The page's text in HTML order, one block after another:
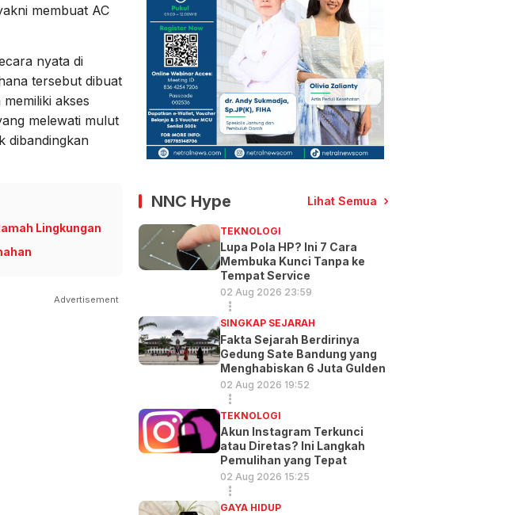
membuat AC
nyata di
tersebut dibuat
akses
melewati mulut
dibandingkan
Lingkungan
Advertisement
NNC Hype Lihat Semua
TEKNOLOGI
Lupa Pola HP? Ini 7 Cara
Membuka Kunci Tanpa ke
Tempat Service
02 Aug 2026 23:59
SINGKAP SEJARAH
Fakta Sejarah Berdirinya
Gedung Sate Bandung yang
Menghabiskan 6 Juta Gulden
02 Aug 2026 19:52
TEKNOLOGI
Akun Instagram Terkunci
atau Diretas? Ini Langkah
Pemulihan yang Tepat
02 Aug 2026 15:25
GAYA HIDUP